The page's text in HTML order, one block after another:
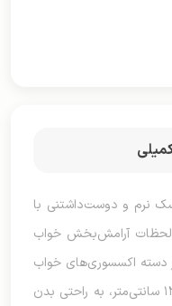
نرم و دوست‌داشتنی با
لحظات آرامش‌بخش خواب
اکسسوری‌های خواب
قرار می‌گیرد و با ابعاد استاندارد ۱۶۰×۱۲۰ سانتی‌متر، به راحتی بدن